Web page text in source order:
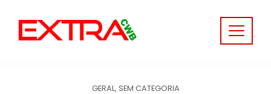
content
GERAL, SEM CATEGORIA